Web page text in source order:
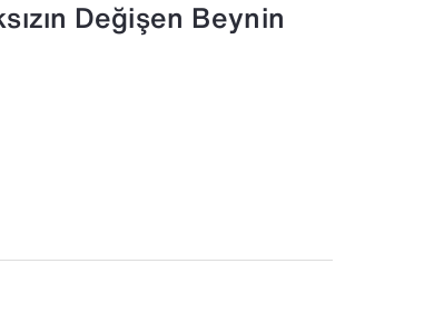
Değişen Beynin